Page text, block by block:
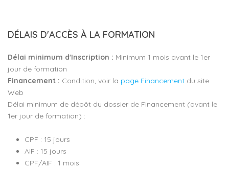
DÉLAIS D'ACCÈS À LA FORMATION
Délai minimum d'Inscription : Minimum 1 mois avant le 1er
jour de formation
Financement : Condition, voir la page Financement du site
Web
Délai minimum de dépôt du dossier de Financement (avant le
1er jour de formation) :
CPF : 15 jours
AIF : 15 jours
CPF/AIF : 1 mois